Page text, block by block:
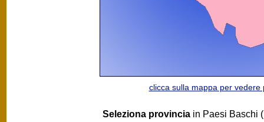
clicca sulla mappa per vedere
Seleziona provincia in Paesi Baschi